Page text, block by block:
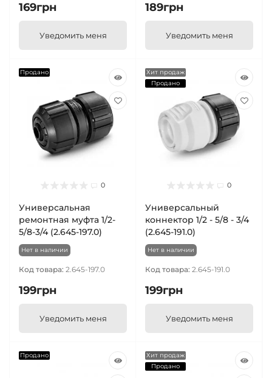
169грн
Уведомить меня
189грн
Уведомить меня
Продано
0
Универсальная
ремонтная муфта 1/2-
5/8-3/4 (2.645-197.0)
Нет в наличии
Код товара: 2.645-197.0
199грн
Уведомить меня
Хит продаж
Продано
0
Универсальный
коннектор 1/2 - 5/8 - 3/4
(2.645-191.0)
Нет в наличии
Код товара: 2.645-191.0
199грн
Уведомить меня
Продано
Хит продаж
Продано